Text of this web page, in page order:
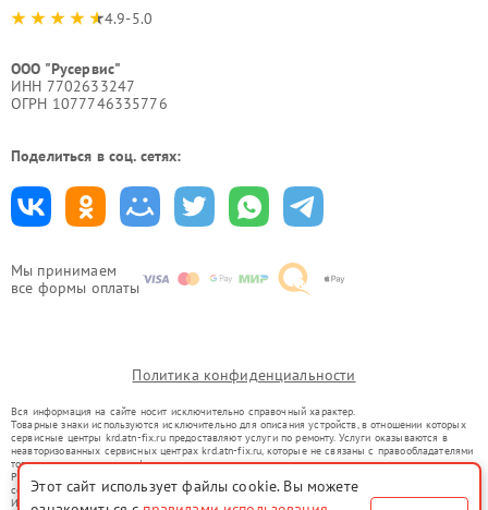
Мы принимаем
все формы оплаты
4.9-5.0
ООО "Русервис"
ИНН 7702633247
ОГРН 1077746335776
Поделиться в соц. сетях:
Политика конфиденциальности
Вся информация на сайте носит исключительно справочный характер.
Товарные знаки используются исключительно для описания устройств, в отношении которых
сервисные центры krd.atn-fix.ru предоставляют услуги по ремонту. Услуги оказываются в
неавторизованных сервисных центрах krd.atn-fix.ru, которые не связаны с правообладателями
товарных знаков или их официальными представителями.
Ремонт осуществляется для устройств, уже введенных в гражданский оборот в соответствии
со статьей 1487 ГК РФ.
Использование товарных знаков не преследует цели индивидуализации услуг или введения
Этот сайт использует файлы cookie. Вы можете